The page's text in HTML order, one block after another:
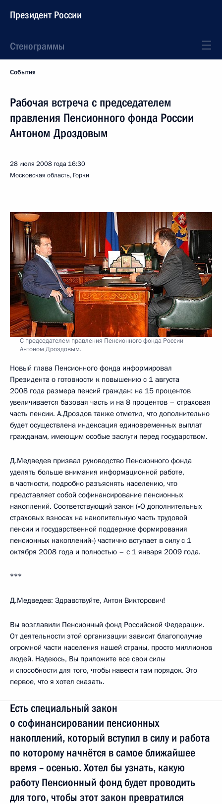
Президент России
Стенограммы
События
Рабочая встреча с председателем
правления Пенсионного фонда России
Антоном Дроздовым
28 июля 2008 года 16:30
Московская область, Горки
С председателем правления Пенсионного фонда России
Антоном Дроздовым.
Новый глава Пенсионного фонда информировал
Президента о готовности к повышению с 1 августа
2008 года размера пенсий граждан: на 15 процентов
увеличивается базовая часть и на 8 процентов – страховая
часть пенсии. А.Дроздов также отметил, что дополнительно
будет осуществлена индексация единовременных выплат
гражданам, имеющим особые заслуги перед государством.
Д.Медведев призвал руководство Пенсионного фонда
уделять больше внимания информационной работе,
в частности, подробно разъяснять населению, что
представляет собой софинансирование пенсионных
накоплений. Соответствующий закон («О дополнительных
страховых взносах на накопительную часть трудовой
пенсии и государственной поддержке формирования
пенсионных накоплений») частично вступает в силу с 1
октября 2008 года и полностью – с 1 января 2009 года.
***
Д.Медведев: Здравствуйте, Антон Викторович!
Вы возглавили Пенсионный фонд Российской Федерации.
От деятельности этой организации зависит благополучие
огромной части населения нашей страны, просто миллионов
людей. Надеюсь, Вы приложите все свои силы
и способности для того, чтобы навести там порядок. Это
первое, что я хотел сказать.
Есть специальный закон
о софинансировании пенсионных
накоплений, который вступил в силу и работа
по которому начнётся в самое ближайшее
время – осенью. Хотел бы узнать, какую
работу Пенсионный фонд будет проводить
для того, чтобы этот закон превратился